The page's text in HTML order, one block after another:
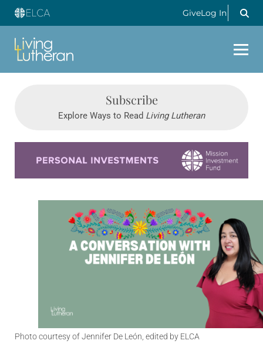
GiveLog In
Subscribe
Explore Ways to Read Living Lutheran
Photo courtesy of Jennifer De León, edited by ELCA